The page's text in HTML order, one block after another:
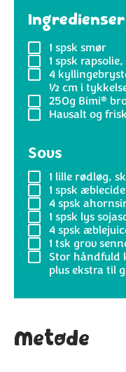
Ingredienser
1 spsk smør
1 spsk
4
½ cm i
250g Bimi®
Havsalt og
Sovs
1 lille rødløg,
1 spsk
4 spsk
1 spsk lys
4 spsk
1 tsk grov
Stor håndfuld
plus ekstra til
Metode